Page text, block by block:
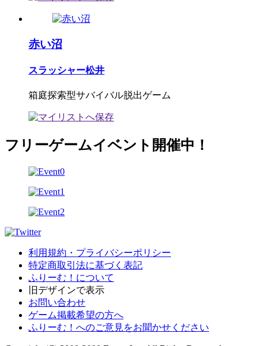
赤い沼
スラッシャー松井
箱庭探索型サバイバル脱出ゲーム
フリーゲームイベント開催中！
利用規約・プライバシーポリシー
特定商取引法に基づく表記
ふりーむ！について
旧デザインで表示
お問い合わせ
ゲーム掲載希望の方へ
ふりーむ！へのご意見をお聞かせください